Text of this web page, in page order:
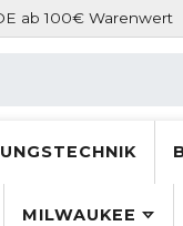
ab 100€ Warenwert
MILWAUKEE